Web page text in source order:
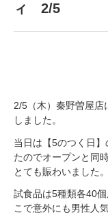
ィ 2/5
2/5（木）秦野曽屋店
しました。
当日は【5のつく日
たのでオープンと同
とても賑わいました。
試食品は5種類各40
こで意外にも男性人